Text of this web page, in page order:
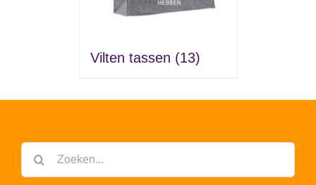
Vilten tassen (13)
naar: